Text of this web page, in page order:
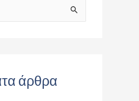
άρθρα